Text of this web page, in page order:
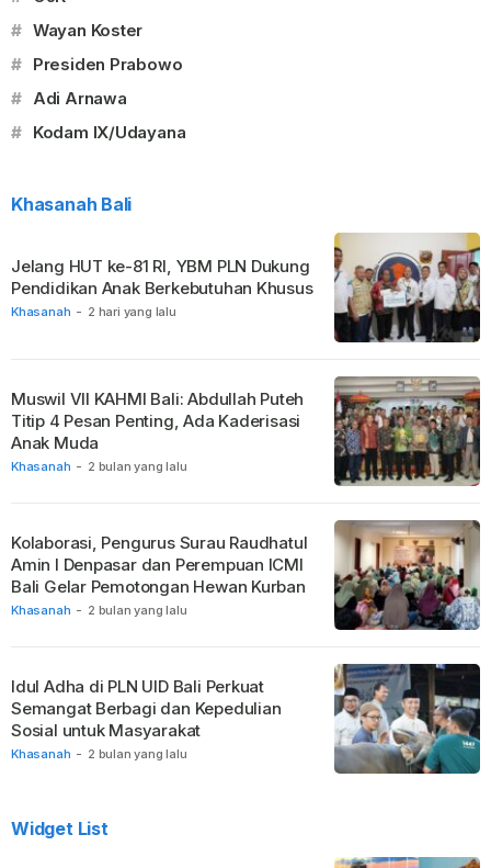
# Wayan Koster
# Presiden Prabowo
# Adi Arnawa
# Kodam IX/Udayana
Khasanah Bali
Khasanah - 2 hari yang lalu
Jelang HUT ke-81 RI, YBM PLN Dukung
Pendidikan Anak Berkebutuhan Khusus
Khasanah - 2 bulan yang lalu
Muswil VII KAHMI Bali: Abdullah Puteh
Titip 4 Pesan Penting, Ada Kaderisasi
Anak Muda
Khasanah - 2 bulan yang lalu
Kolaborasi, Pengurus Surau Raudhatul
Amin I Denpasar dan Perempuan ICMI
Bali Gelar Pemotongan Hewan Kurban
Khasanah - 2 bulan yang lalu
Idul Adha di PLN UID Bali Perkuat
Semangat Berbagi dan Kepedulian
Sosial untuk Masyarakat
Widget List